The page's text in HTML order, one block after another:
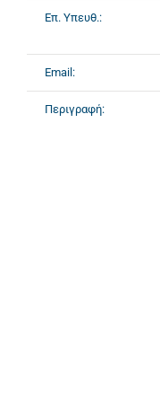
Επ. Υπευθ.:
Email:
Περιγραφή: